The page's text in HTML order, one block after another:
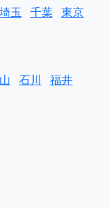
埼玉 千葉 東京
石川 福井